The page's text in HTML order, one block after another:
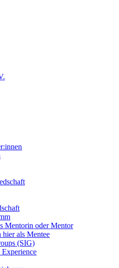
Mentorin oder Mentor
als Mentee
(SIG)